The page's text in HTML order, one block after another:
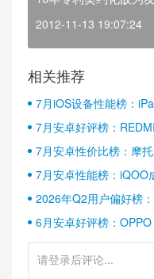
2012-11-13 19:07:24
相关推荐
7月iOS设备性能榜：
7月安卓好评榜：
半壁江山
7月安卓性价比榜：摩
7月安卓性能榜：iQOO
2026年Q2用户偏好榜
6月安卓好评榜：